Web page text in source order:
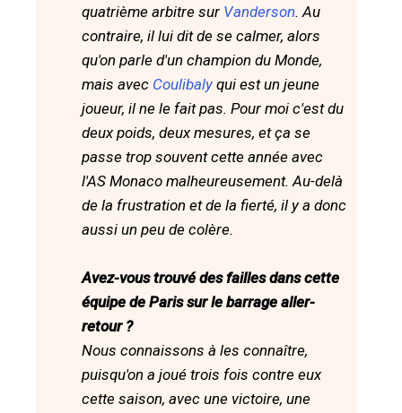
quatrième arbitre sur Vanderson. Au
contraire, il lui dit de se calmer, alors
qu'on parle d'un champion du Monde,
mais avec Coulibaly qui est un jeune
joueur, il ne le fait pas. Pour moi c'est du
deux poids, deux mesures, et ça se
passe trop souvent cette année avec
l'AS Monaco malheureusement. Au-delà
de la frustration et de la fierté, il y a donc
aussi un peu de colère.
Avez-vous trouvé des failles dans cette
équipe de Paris sur le barrage aller-
retour ?
Nous connaissons à les connaître,
puisqu'on a joué trois fois contre eux
cette saison, avec une victoire, une